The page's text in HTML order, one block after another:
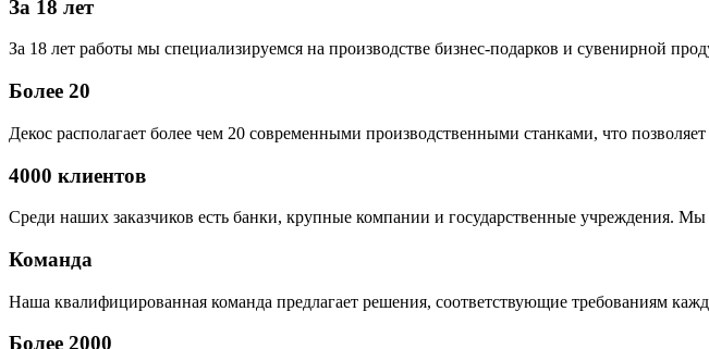
За 18 лет
За 18 лет работы мы специализируемся на производстве бизнес-подарков и сувенирной
Более 20
Декос располагает более чем 20 современными производственными станками, что
4000 клиентов
Среди наших заказчиков есть банки, крупные компании и государственные учреждения.
Команда
Наша квалифицированная команда предлагает решения, соответствующие требованиям
Более 2000